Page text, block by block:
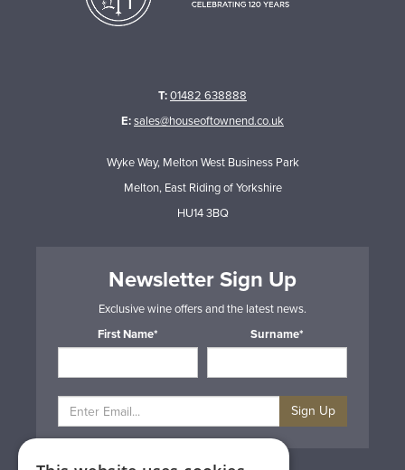
T:01482 638888
E:sales@houseoftownend.co.uk
Wyke Way, Melton West Business Park
Melton, East Riding of Yorkshire
HU14 3BQ
Newsletter Sign Up
Exclusive wine offers and the latest news.
First Name*
Surname*
Sign Up